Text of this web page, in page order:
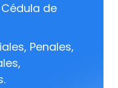
de
Penales,